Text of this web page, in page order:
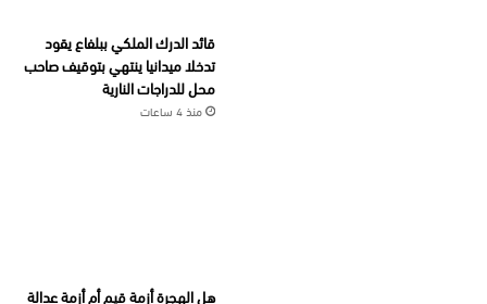
قائد الدرك الملكي ببلفاع يقود
تدخلا ميدانيا ينتهي بتوقيف صاحب
محل للدراجات النارية
منذ 4 ساعات
هل الهجرة أزمة قيم أم أزمة عدالة